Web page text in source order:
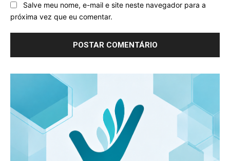
Salve meu nome, e-mail e site neste navegador para a
próxima vez que eu comentar.